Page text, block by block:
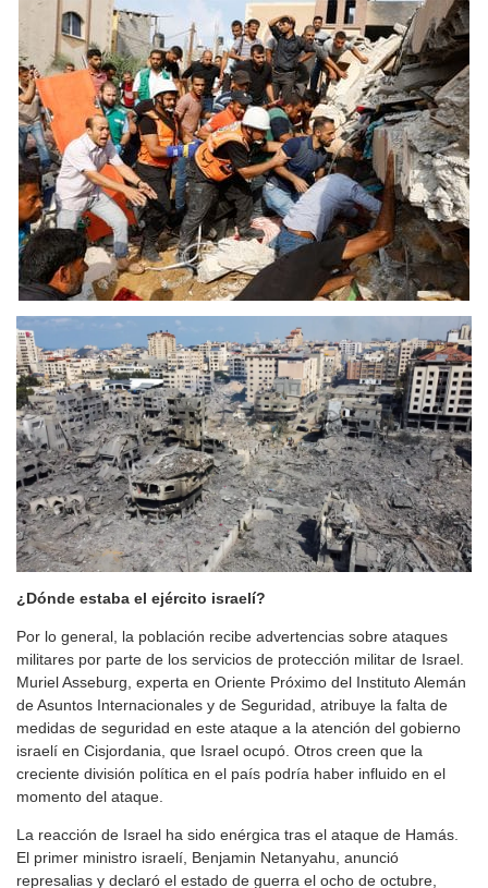
¿Dónde estaba el ejército israelí?
Por lo general, la población recibe advertencias sobre ataques
militares por parte de los servicios de protección militar de Israel.
Muriel Asseburg, experta en Oriente Próximo del Instituto Alemán
de Asuntos Internacionales y de Seguridad, atribuye la falta de
medidas de seguridad en este ataque a la atención del gobierno
israelí en Cisjordania, que Israel ocupó. Otros creen que la
creciente división política en el país podría haber influido en el
momento del ataque.
La reacción de Israel ha sido enérgica tras el ataque de Hamás.
El primer ministro israelí, Benjamin Netanyahu, anunció
represalias y declaró el estado de guerra el ocho de octubre,